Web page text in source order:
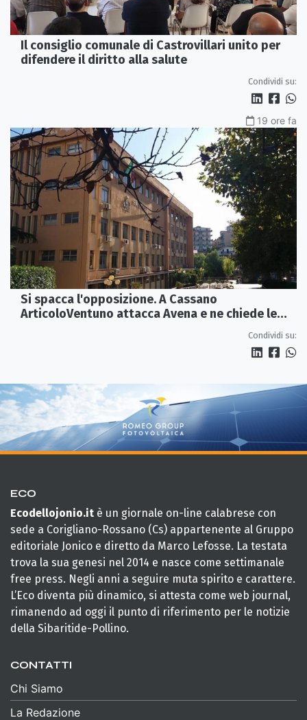
Il consiglio comunale di Castrovillari unito per
difendere il diritto alla salute
Condividi su:
19 ore fa
Si spacca l'opposizione. A Cassano
ArticoloVentuno attacca Avena e ne chiede le
Condividi su:
ECO
Ecodellojonio.it è un giornale on-line calabrese con
sede a Corigliano-Rossano (Cs) appartenente al Gruppo
editoriale Jonico e diretto da Marco Lefosse. La testata
trova la sua genesi nel 2014 e nasce come settimanale
free press. Negli anni a seguire muta spirito e carattere.
L’Eco diventa più dinamico, si attesta come web journal,
rimanendo ad oggi il punto di riferimento per le notizie
della Sibaritide-Pollino.
CONTATTI
Chi Siamo
La Redazione